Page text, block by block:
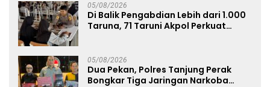
05/08/2026
Di Balik Pengabdian Lebih dari 1.000
Taruna, 71 Taruni Akpol Perkuat
05/08/2026
Dua Pekan, Polres Tanjung Perak
Bongkar Tiga Jaringan Narkoba